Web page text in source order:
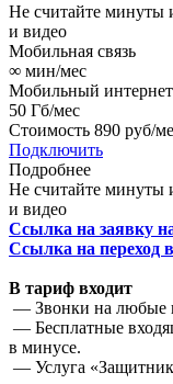
Не считайте минуты
и видео
Мобильная связь
∞ мин/мес
Мобильный интернет
50 Гб/мес
Стоимость 890 руб/
Подключить
Подробнее
Не считайте минуты
и видео
Ссылка на заявку
Ссылка на переход
В тариф входит
— Звонки на любые
— Бесплатные
в минусе.
— Услуга